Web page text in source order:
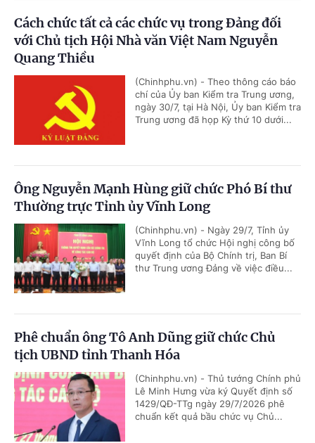
Cách chức tất cả các chức vụ trong Đảng đối
với Chủ tịch Hội Nhà văn Việt Nam Nguyễn
Quang Thiều
(Chinhphu.vn) - Theo thông cáo báo
chí của Ủy ban Kiểm tra Trung ương,
ngày 30/7, tại Hà Nội, Ủy ban Kiểm tra
Trung ương đã họp Kỳ thứ 10 dưới...
Ông Nguyễn Mạnh Hùng giữ chức Phó Bí thư
Thường trực Tỉnh ủy Vĩnh Long
(Chinhphu.vn) - Ngày 29/7, Tỉnh ủy
Vĩnh Long tổ chức Hội nghị công bố
quyết định của Bộ Chính trị, Ban Bí
thư Trung ương Đảng về việc điều...
Phê chuẩn ông Tô Anh Dũng giữ chức Chủ
tịch UBND tỉnh Thanh Hóa
(Chinhphu.vn) - Thủ tướng Chính phủ
Lê Minh Hưng vừa ký Quyết định số
1429/QĐ-TTg ngày 29/7/2026 phê
chuẩn kết quả bầu chức vụ Chủ...